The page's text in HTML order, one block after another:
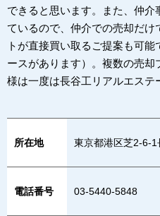
できると思います。また、仲
ているので、仲介での売却だ
トが直接買い取るご提案も可
ースがあります）。複数の売
様は一度は長谷工リアルエステ
所在地 東京都港区芝2-6-
電話番号 03-5440-5848